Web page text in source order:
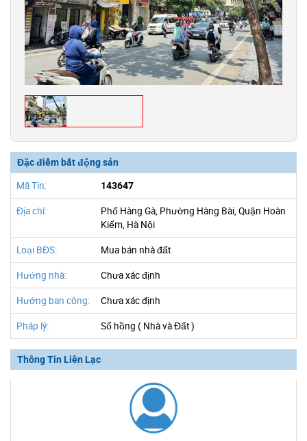
Đặc điểm bất động sản
Mã Tin: 143647
Địa chỉ:
Phố Hàng Gà, Phường Hàng Bài, Quận Hoàn
Kiếm, Hà Nội
Loại BĐS: Mua bán nhà đất
Hướng nhà: Chưa xác định
Hướng ban công: Chưa xác định
Pháp lý: Sổ hồng ( Nhà và Đất )
Thông Tin Liên Lạc